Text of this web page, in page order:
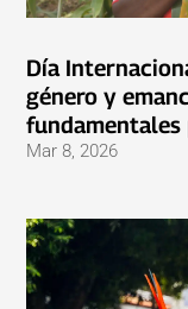
Día
género y
fundamentales
Mar 8, 2026